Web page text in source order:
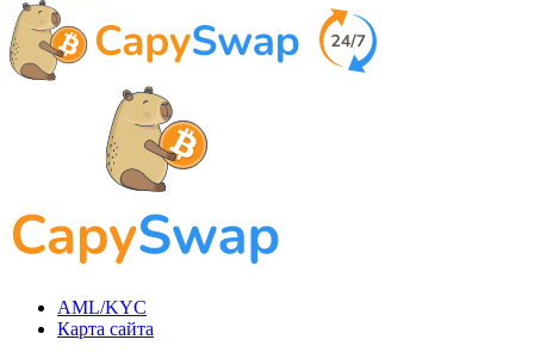
AML/KYC
Карта сайта